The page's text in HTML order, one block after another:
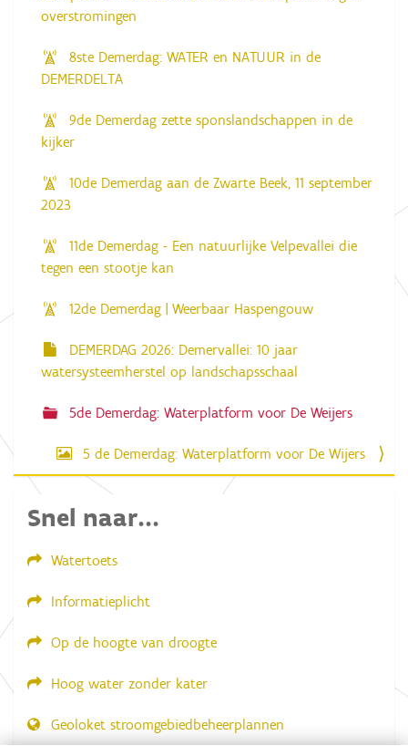
overstromingen
8ste Demerdag: WATER en NATUUR in de
DEMERDELTA
9de Demerdag zette sponslandschappen in de
kijker
10de Demerdag aan de Zwarte Beek, 11 september
2023
11de Demerdag - Een natuurlijke Velpevallei die
tegen een stootje kan
12de Demerdag | Weerbaar Haspengouw
DEMERDAG 2026: Demervallei: 10 jaar
watersysteemherstel op landschapsschaal
5de Demerdag: Waterplatform voor De Weijers
5 de Demerdag: Waterplatform voor De Wijers
Snel naar...
Watertoets
Informatieplicht
Op de hoogte van droogte
Hoog water zonder kater
Geoloket stroomgebiedbeheerplannen